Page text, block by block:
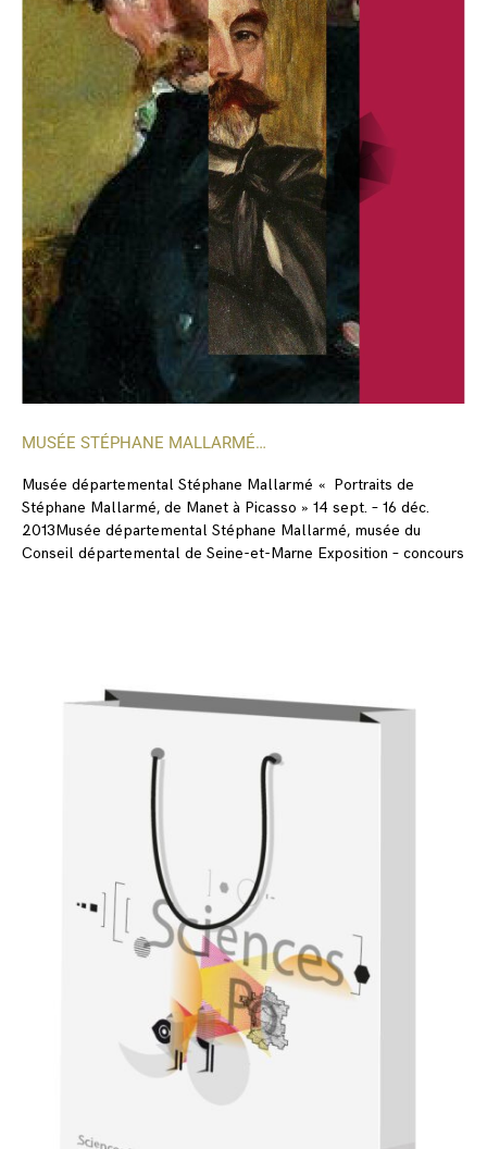
MUSÉE STÉPHANE MALLARMÉ…
Musée départemental Stéphane Mallarmé « Portraits de
Stéphane Mallarmé, de Manet à Picasso » 14 sept. – 16 déc.
2013Musée départemental Stéphane Mallarmé, musée du
Conseil départemental de Seine-et-Marne Exposition – concours